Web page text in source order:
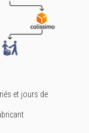
et jours de